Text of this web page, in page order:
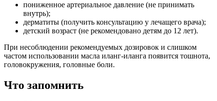
пониженное артериальное давление (не принимать
внутрь);
дерматиты (получить консультацию у лечащего врача);
детский возраст (не рекомендовано детям до 12 лет).
При несоблюдении рекомендуемых дозировок и слишком
частом использовании масла иланг-иланга появится тошнота,
головокружения, головные боли.
Что запомнить